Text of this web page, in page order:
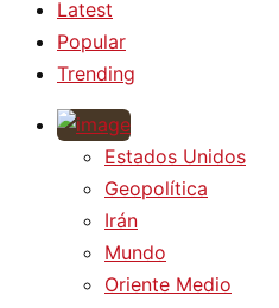
Latest
Popular
Trending
Estados Unidos
Geopolítica
Irán
Mundo
Oriente Medio